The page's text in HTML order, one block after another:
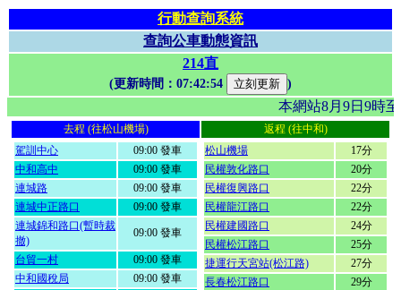
行動查詢系統
查詢公車動態資訊
214直
(更新時間： 07:42:54 )
本網站8月9日9
去程 (往松山機場)
返程 (往中和)
駕訓中心
09:00 發車
中和高中
09:00 發車
連城路
09:00 發車
連城中正路口
09:00 發車
連城錦和路口(暫時裁
撤)
09:00 發車
台貿一村
09:00 發車
中和國稅局
09:00 發車
松山機場
17分
民權敦化路口
20分
民權復興路口
22分
民權龍江路口
22分
民權建國路口
24分
民權松江路口
25分
捷運行天宮站(松江路)
27分
長春松江路口
29分